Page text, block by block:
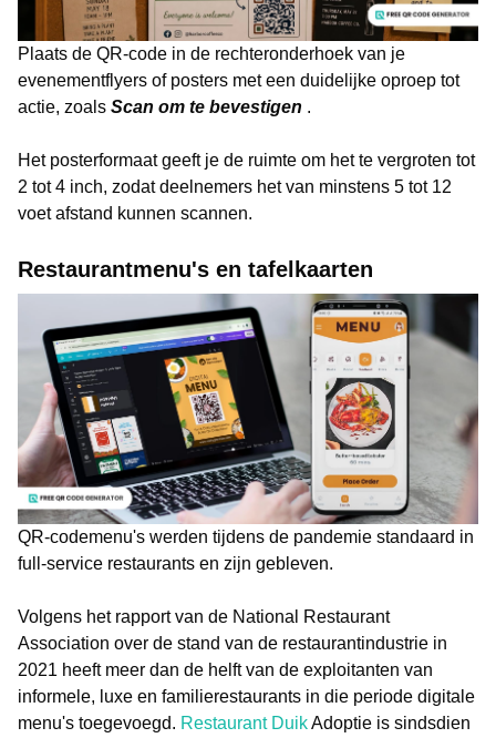
Plaats de QR-code in de rechteronderhoek van je
evenementflyers of posters met een duidelijke oproep tot
actie, zoals Scan om te bevestigen .
Het posterformaat geeft je de ruimte om het te vergroten tot
2 tot 4 inch, zodat deelnemers het van minstens 5 tot 12
voet afstand kunnen scannen.
Restaurantmenu's en tafelkaarten
QR-codemenu's werden tijdens de pandemie standaard in
full-service restaurants en zijn gebleven.
Volgens het rapport van de National Restaurant
Association over de stand van de restaurantindustrie in
2021 heeft meer dan de helft van de exploitanten van
informele, luxe en familierestaurants in die periode digitale
menu's toegevoegd. Restaurant DuikAdoptie is sindsdien